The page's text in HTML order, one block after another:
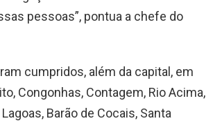
pessoas”, pontua a chefe do
cumpridos, além da capital, em
Congonhas, Contagem, Rio Acima,
Barão de Cocais, Santa